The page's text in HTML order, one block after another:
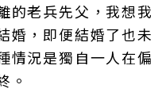
的老兵先父，我想我
婚，即便結婚了也未
情況是獨自一人在偏
。